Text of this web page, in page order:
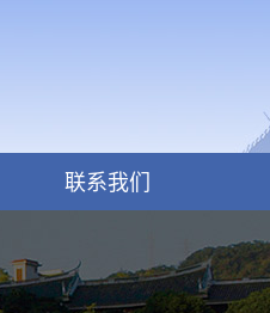
联系我们